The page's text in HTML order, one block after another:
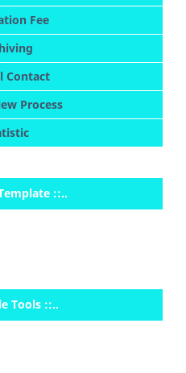
Fee
Contact
Process
::..
Tools ::..